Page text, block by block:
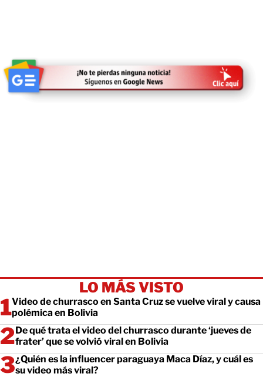
LO MÁS VISTO
Video de churrasco en Santa Cruz se vuelve viral y causa
polémica en Bolivia
De qué trata el video del churrasco durante ‘jueves de
frater’ que se volvió viral en Bolivia
¿Quién es la influencer paraguaya Maca Díaz, y cuál es
su video más viral?